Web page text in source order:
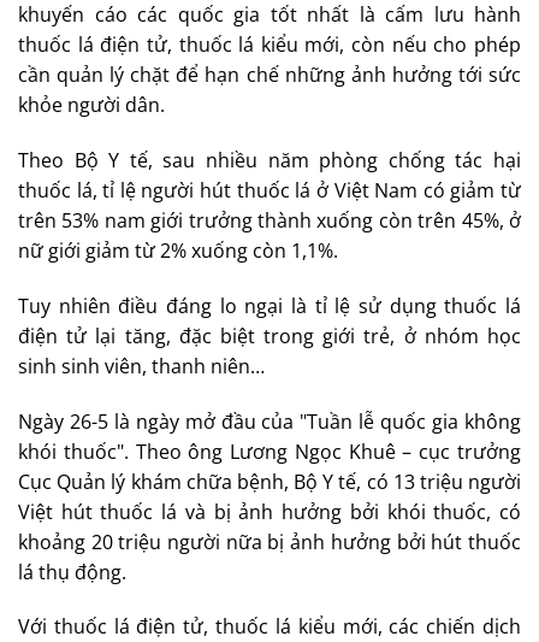
khuyến cáo các quốc gia tốt nhất là cấm lưu hành
thuốc lá điện tử, thuốc lá kiểu mới, còn nếu cho phép
cần quản lý chặt để hạn chế những ảnh hưởng tới sức
khỏe người dân.
Theo Bộ Y tế, sau nhiều năm phòng chống tác hại
thuốc lá, tỉ lệ người hút thuốc lá ở Việt Nam có giảm từ
trên 53% nam giới trưởng thành xuống còn trên 45%, ở
nữ giới giảm từ 2% xuống còn 1,1%.
Tuy nhiên điều đáng lo ngại là tỉ lệ sử dụng thuốc lá
điện tử lại tăng, đặc biệt trong giới trẻ, ở nhóm học
sinh sinh viên, thanh niên…
Ngày 26-5 là ngày mở đầu của "Tuần lễ quốc gia không
khói thuốc". Theo ông Lương Ngọc Khuê – cục trưởng
Cục Quản lý khám chữa bệnh, Bộ Y tế, có 13 triệu người
Việt hút thuốc lá và bị ảnh hưởng bởi khói thuốc, có
khoảng 20 triệu người nữa bị ảnh hưởng bởi hút thuốc
lá thụ động.
Với thuốc lá điện tử, thuốc lá kiểu mới, các chiến dịch